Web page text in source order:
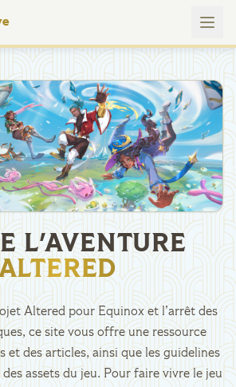
L'AVENTURE
Altered pour Equinox et l’arrêt des
ce site vous offre une ressource
et des articles, ainsi que les guidelines
assets du jeu. Pour faire vivre le jeu